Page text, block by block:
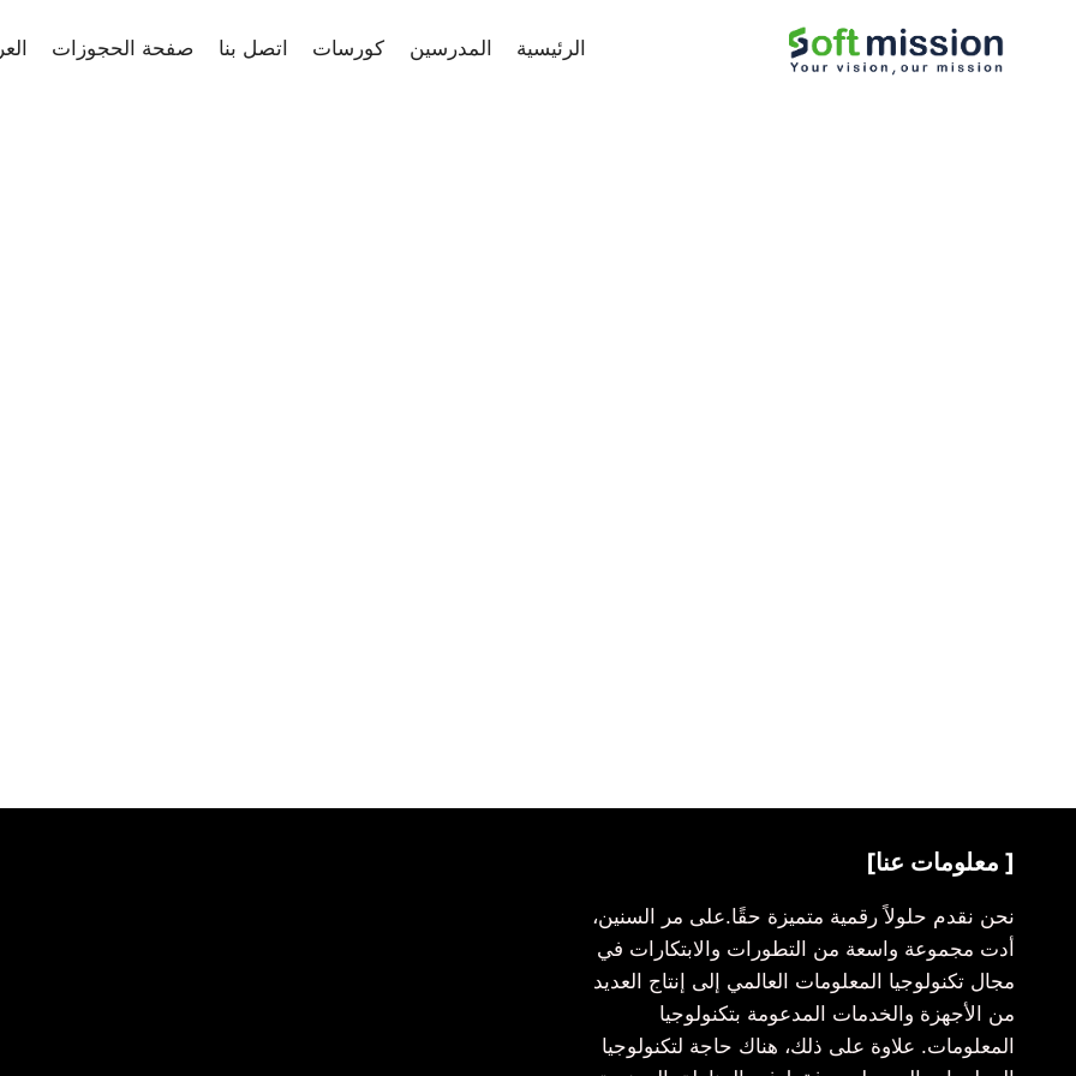
الرئيسية المدرسين كورسات اتصل بنا صفحة الحجوزات
[ معلومات عنا]
نحن نقدم حلولاً رقمية متميزة حقًا.على مر السنين،
أدت مجموعة واسعة من التطورات والابتكارات في
مجال تكنولوجيا المعلومات العالمي إلى إنتاج العديد
من الأجهزة والخدمات المدعومة بتكنولوجيا
المعلومات. علاوة على ذلك، هناك حاجة لتكنولوجيا